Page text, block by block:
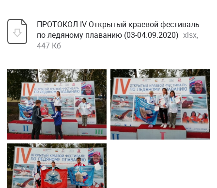
ПРОТОКОЛ IV Открытый краевой фестиваль
по ледяному плаванию (03-04.09.2020) xlsx,
447 Кб